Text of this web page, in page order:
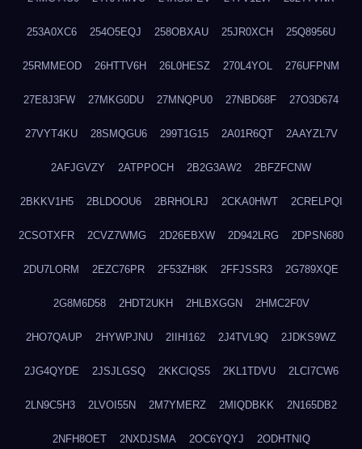
253A0XC6 254O5EQJ 258OBXAU 25JR0XCH 25Q8956U
25RMMEOD 26HTTV6H 26L0HESZ 270L4YOL 276UFPNM
27E8J3FW 27MKG0DU 27MNQPU0 27NBD68F 27O3D674
27VYT4KU 28SMQGU6 299T1G15 2A01R6QT 2AAYZL7V
2AFJGVZY 2ATPPOCH 2B2G3AW2 2BFZFCNW
2BKKV1H5 2BLDOOU6 2BRHOLRJ 2CKA0HWT 2CRELPQI
2CSOTXFR 2CVZ7WMG 2D26EBXW 2D942LRG 2DPSN680
2DU7LORM 2EZC76PR 2F53ZH8K 2FFJSSR3 2G789XQE
2G8M6D58 2HDT2UKH 2HLBXGGN 2HMC2F0V
2HO7QAUP 2HYWPJNU 2IIHI162 2J4TVL9Q 2JDKS9WZ
2JG4QYDE 2JSJLGSQ 2KKCIQS5 2KL1TDVU 2LCI7CW6
2LN9C5H3 2LVOI55N 2M7YMERZ 2MIQDBKK 2N165DB2
2NFH8OET 2NXDJSMA 2OC6YQYJ 2ODHTNIQ